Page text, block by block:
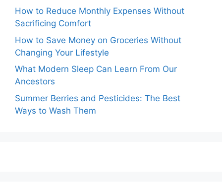
How to Reduce Monthly Expenses Without
Sacrificing Comfort
How to Save Money on Groceries Without
Changing Your Lifestyle
What Modern Sleep Can Learn From Our
Ancestors
Summer Berries and Pesticides: The Best
Ways to Wash Them